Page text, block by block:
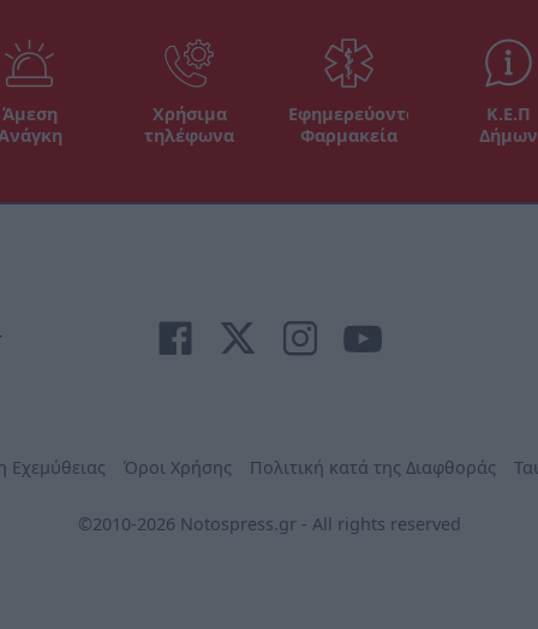
Άμεση
Χρήσιμα
τηλέφωνα
Εφημερεύοντα
Φαρμακεία
Κ.Ε.Π
Δήμων
Εχεμύθειας Όροι Χρήσης Πολιτική κατά της Διαφθοράς
©2010-2026 Notospress.gr - All rights reserved